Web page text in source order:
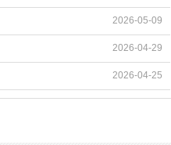
2026-05-09
2026-04-29
2026-04-25